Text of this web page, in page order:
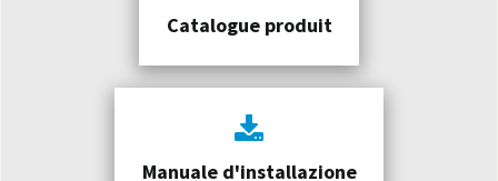
Catalogue produit
Manuale d'installazione